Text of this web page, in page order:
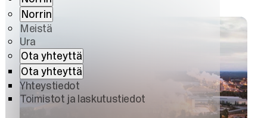
Norrin
Meistä
Ura
Ota yhteyttä
Ota yhteyttä
Yhteystiedot
Toimistot ja laskutustiedot